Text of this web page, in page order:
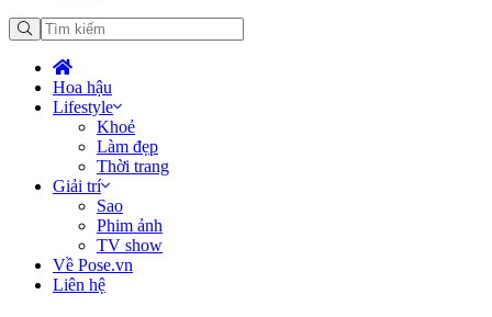
Hoa hậu
Lifestyle
Khoẻ
Làm đẹp
Thời trang
Giải trí
Sao
Phim ảnh
TV show
Về Pose.vn
Liên hệ